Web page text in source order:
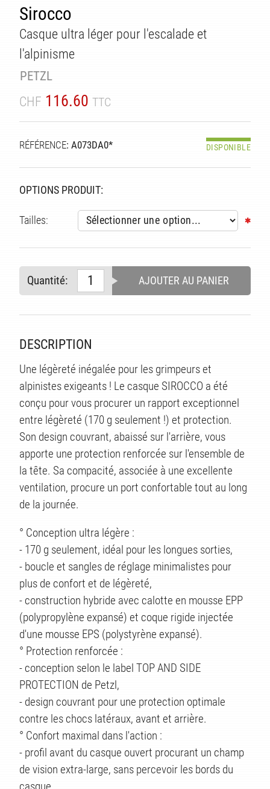
Sirocco
Casque ultra léger pour l'escalade et
l'alpinisme
PETZL
CHF 116.60 TTC
RÉFÉRENCE: A073DA0* DISPONIBLE
OPTIONS PRODUIT:
Tailles:
Quantité: AJOUTER AU PANIER
DESCRIPTION
Une légèreté inégalée pour les grimpeurs et
alpinistes exigeants ! Le casque SIROCCO a été
conçu pour vous procurer un rapport exceptionnel
entre légèreté (170 g seulement !) et protection.
Son design couvrant, abaissé sur l'arrière, vous
apporte une protection renforcée sur l'ensemble de
la tête. Sa compacité, associée à une excellente
ventilation, procure un port confortable tout au long
de la journée.
° Conception ultra légère :
- 170 g seulement, idéal pour les longues sorties,
- boucle et sangles de réglage minimalistes pour
plus de confort et de légèreté,
- construction hybride avec calotte en mousse EPP
(polypropylène expansé) et coque rigide injectée
d'une mousse EPS (polystyrène expansé).
° Protection renforcée :
- conception selon le label TOP AND SIDE
PROTECTION de Petzl,
- design couvrant pour une protection optimale
contre les chocs latéraux, avant et arrière.
° Confort maximal dans l'action :
- profil avant du casque ouvert procurant un champ
de vision extra-large, sans percevoir les bords du
casque,